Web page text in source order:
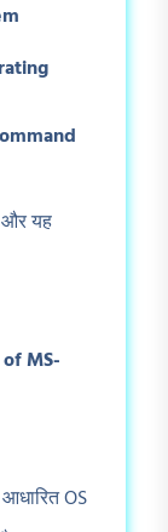
और यह
of MS-
आधारित OS